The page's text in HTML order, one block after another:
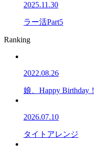
2025.11.30
ラー活Part5
Ranking
2022.08.26
娘、Happy Birthday！
2026.07.10
タイトアレンジ